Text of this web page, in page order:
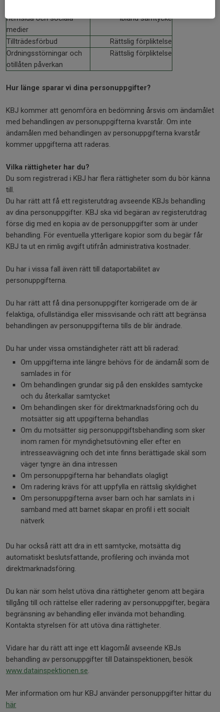
hemsida och sociala
medier
ibland samtycke
Tillträdesförbud
Rättslig förpliktelse
Ordningsstörningar och
otillåten påverkan
Rättslig förpliktelse
Hur länge sparar vi dina personuppgifter?
KBJ kommer att genomföra en bedömning årsvis om ändamålet
med behandlingen av personuppgifterna kvarstår. Om inte
ändamålen med behandlingen av personuppgifterna kvarstår
kommer uppgifterna att raderas.
Vilka rättigheter har du?
Du som registrerad i KBJ har flera rättigheter som du bör känna
till.
Du har rätt att få ett registerutdrag avseende KBJs behandling
av dina personuppgifter. KBJ ska vid begäran av registerutdrag
förse dig med en kopia av de personuppgifter som är under
behandling. För eventuella ytterligare kopior som du begär får
KBJ ta ut en rimlig avgift utifrån administrativa kostnader.
Du har i vissa fall även rätt till dataportabilitet av
personuppgifterna.
Du har rätt att få dina personuppgifter korrigerade om de är
felaktiga, ofullständiga eller missvisande och rätt att begränsa
behandlingen av personuppgifterna tills de blir ändrade.
Du har under vissa omständigheter rätt att bli raderad:
Om uppgifterna inte längre behövs för de ändamål som de
samlades in för
Om behandlingen grundar sig på den enskildes samtycke
och du återkallar samtycket
Om behandlingen sker för direktmarknadsföring och du
motsätter sig att uppgifterna behandlas
Om du motsätter sig personuppgiftsbehandling som sker
inom ramen för myndighetsutövning eller efter en
intresseavvägning och det inte finns berättigade skäl som
väger tyngre än dina intressen
Om personuppgifterna har behandlats olagligt
Om radering krävs för att uppfylla en rättslig skyldighet
Om personuppgifterna avser barn och har samlats in i
samband med att barnet skapar en profil i ett socialt
nätverk
Du har också rätt att dra in ett samtycke, motsätta dig
automatiskt beslutsfattande, profilering och invända mot
direktmarknadsföring.
Du kan när som helst utöva dina rättigheter genom att begära
tillgång till och rättelse eller radering av personuppgifter, begära
begränsning av behandling eller invända mot behandling.
Kontakta styrelsen för att utöva dina rättigheter.
Vidare har du rätt att inge ett klagomål avseende KBJs
behandling av personuppgifter till Datainspektionen, besök
www.datainspektionen.se.
Mer information om hur KBJ använder personuppgifter hittar du
här